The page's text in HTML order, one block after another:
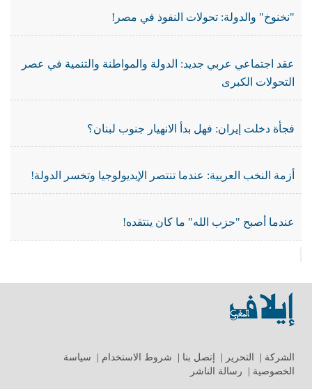
"نخنوخ" والدولة: تحولات النفوذ في مصر!
عقد اجتماعي عربي جديد: الدولة والمواطنة والتنمية في عصر
التحولات الكبرى
فجأة دخلت إيران: فهل بدأ الانهيار جنوب لبنان؟
أزمة النخب العربية: عندما تنتصر الإيديولوجيا وتخسر الدولة!
عندما أصبح "حزب الله" ما كان ينتقده!
الشركة التحرير إتصل بنا شروط الاستخدام
سياسة
الخصوصية
رسالة الناشر